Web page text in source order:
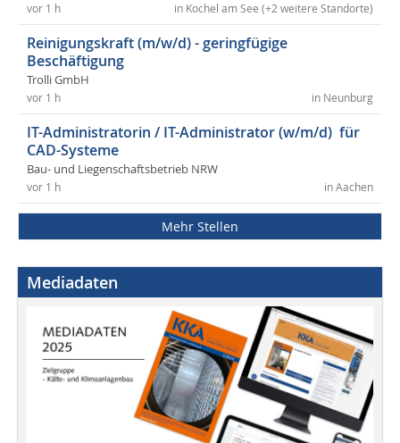
in Kochel am See (+2 weitere Standorte)
vor 1 h
Reinigungskraft (m/w/d) - geringfügige
Beschäftigung
Trolli GmbH
in Neunburg
vor 1 h
IT-Administratorin / IT-Administrator (w/m/d) für
CAD-Systeme
Bau- und Liegenschaftsbetrieb NRW
in Aachen
vor 1 h
Mehr Stellen
Mediadaten